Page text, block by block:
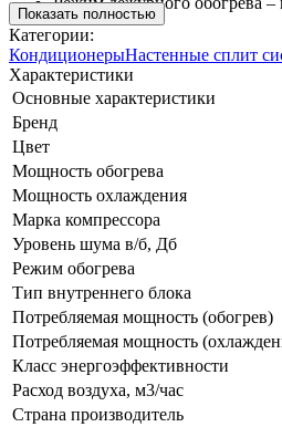
Показать полностью
Категории:
КондиционерыНастенные сплит
Характеристики
Основные характеристики
Бренд
Цвет
Мощность обогрева
Мощность охлаждения
Марка компрессора
Уровень шума в/б, Дб
Режим обогрева
Тип внутреннего блока
Потребляемая мощность (обогрев)
Потребляемая мощность
Класс энергоэффективности
Расход воздуха, м3/час
Страна производитель